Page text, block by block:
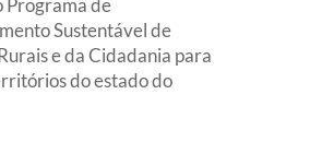
Programa de
Sustentável de
e da Cidadania para
do estado do